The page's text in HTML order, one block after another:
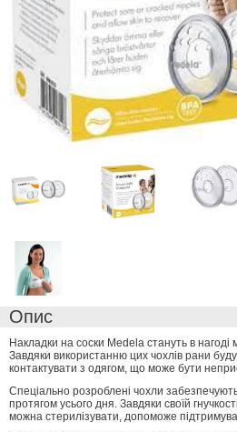
Опис
Накладки на соски Medela стануть в нагоді
Завдяки використанню цих чохлів рани
контактувати з одягом, що може бути
Спеціально розроблені чохли
протягом усього дня. Завдяки своїй
можна стерилізувати, допоможе